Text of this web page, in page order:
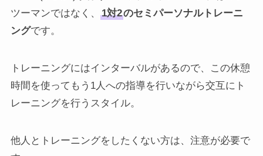
ツーマンではなく、
1対2のセミパーソナルトレーニ
ングです。
トレーニングにはインターバルがあるので、この休憩
時間を使ってもう1人への指導を行いながら交互にト
レーニングを行うスタイル。
他人とトレーニングをしたくない方は、注意が必要で